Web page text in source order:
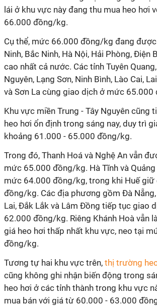
lái ở khu vực này đang thu mua heo hơi
66.000 đồng/kg.
Cụ thể, mức 66.000 đồng/kg đang
Ninh, Bắc Ninh, Hà Nội, Hải Phòng, Điện
cao nhất cả nước. Các tỉnh Tuyên
Nguyên, Lạng Sơn, Ninh Bình, Lào Cai,
và Sơn La cùng giao dịch ở mức 65.000
Khu vực miền Trung - Tây Nguyên cũng
heo hơi ổn định trong sáng nay, duy trì
khoảng 61.000 - 65.000 đồng/kg.
Trong đó, Thanh Hoá và Nghệ An vẫn
mức 65.000 đồng/kg. Hà Tĩnh và
mức 64.000 đồng/kg, trong khi Huế giữ
đồng/kg. Các địa phương gồm Đà Nẵng,
Lai, Đắk Lắk và Lâm Đồng tiếp tục giao
62.000 đồng/kg. Riêng Khánh Hoà vẫn
giá heo hơi thấp nhất khu vực, neo tại
đồng/kg.
Tương tự hai khu vực trên, thị trường
cũng không ghi nhận biến động trong
heo hơi ở các tỉnh thành trong khu vực
mua bán với giá từ 60.000 - 63.000